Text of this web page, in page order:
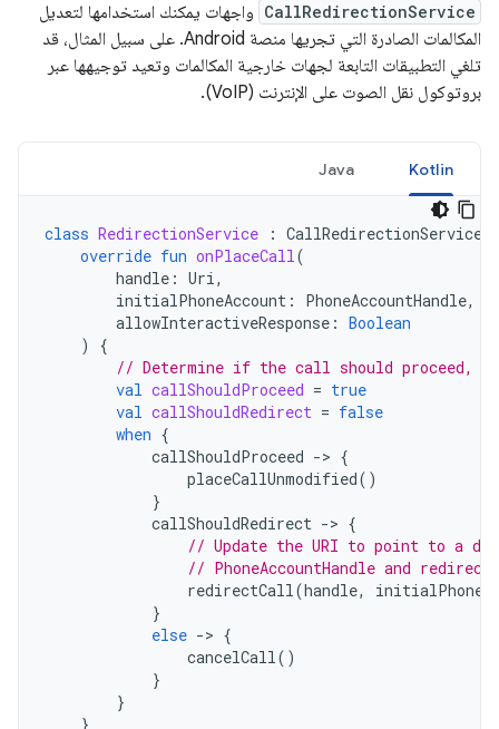
CallRedirectionService واجهات يمكنك استخدامها لتعديل
المكالمات الصادرة التي تجريها منصة Android. على سبيل المثال، قد
تلغي التطبيقات التابعة لجهات خارجية المكالمات وتعيد توجيهها عبر
بروتوكول نقل الصوت على الإنترنت (VoIP).
Kotlin
Java
class RedirectionService : CallRedirectionService
override fun onPlaceCall(
handle : Uri,
initialPhoneAccount : PhoneAccountHandle,
allowInteractiveResponse : Boolean
)
{
// Determine if the call should proceed,
val callShouldProceed = true
val callShouldRedirect = false
when {
callShouldProceed -> {
placeCallUnmodified()
}
callShouldRedirect -> {
// Update the URI to point to a
// PhoneAccountHandle and redirect.
redirectCall(handle,
}
else -> {
cancelCall()
}
}
}